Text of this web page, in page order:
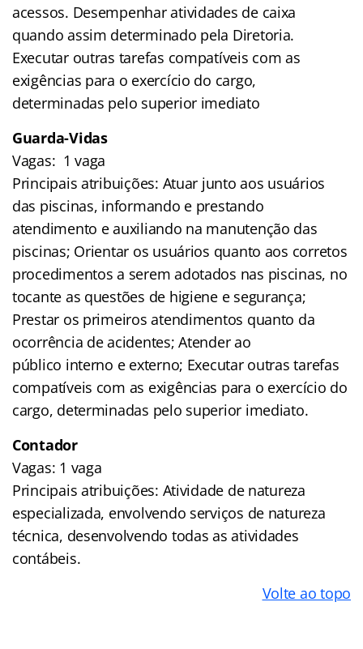
acessos. Desempenhar atividades de caixa
quando assim determinado pela Diretoria.
Executar outras tarefas compatíveis com as
exigências para o exercício do cargo,
determinadas pelo superior imediato
Guarda-Vidas
Vagas: 1 vaga
Principais atribuições: Atuar junto aos usuários
das piscinas, informando e prestando
atendimento e auxiliando na manutenção das
piscinas; Orientar os usuários quanto aos corretos
procedimentos a serem adotados nas piscinas, no
tocante as questões de higiene e segurança;
Prestar os primeiros atendimentos quanto da
ocorrência de acidentes; Atender ao
público interno e externo; Executar outras tarefas
compatíveis com as exigências para o exercício do
cargo, determinadas pelo superior imediato.
Contador
Vagas: 1 vaga
Principais atribuições: Atividade de natureza
especializada, envolvendo serviços de natureza
técnica, desenvolvendo todas as atividades
contábeis.
Volte ao topo